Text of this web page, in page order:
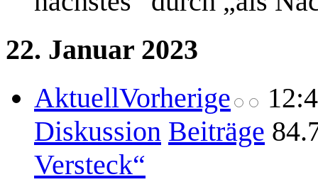
22. Januar 2023
AktuellVorherige
Diskussion Beiträge
Versteck“